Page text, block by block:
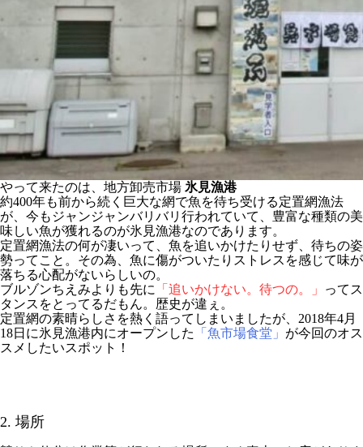
やって来たのは、地方卸売市場 氷見漁港
約400年も前から続く巨大な網で魚を待ち受ける定置網漁法
が、今もジャンジャンバリバリ行われていて、豊富な種類の美
味しい魚が獲れるのが氷見漁港なのであります。
定置網漁法の何が凄いって、魚を追いかけたりせず、待ちの姿
勢ってこと。その為、魚に傷がついたりストレスを感じて味が
落ちる心配がないらしいの。
ブルゾンちえみよりも先に
「追いかけない。待つの。」
ってス
タンスをとってるだもん。歴史が違ぇ。
定置網の素晴らしさを熱く語ってしまいましたが、2018年4月
18日に氷見漁港内にオープンした
「魚市場食堂」 が今回のオス
スメしたいスポット！
2. 場所